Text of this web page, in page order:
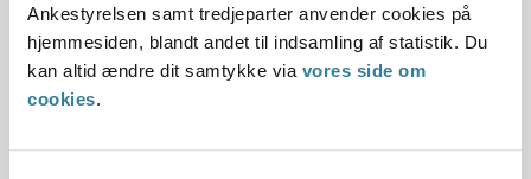
Ankestyrelsen samt tredjeparter anvender cookies på
hjemmesiden, blandt andet til indsamling af statistik. Du
kan altid ændre dit samtykke via vores side om
cookies.
Læs notatet her
Tidligere praksisnotater